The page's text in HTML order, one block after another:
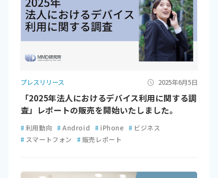
プレスリリース 2025年6月5日
「2025年法人におけるデバイス利用に関する調
査」レポートの販売を開始いたしました。
# 利用動向 # Android # iPhone # ビジネス
# スマートフォン # 販売レポート